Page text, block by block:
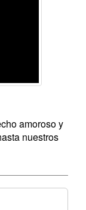
amoroso y
nuestros